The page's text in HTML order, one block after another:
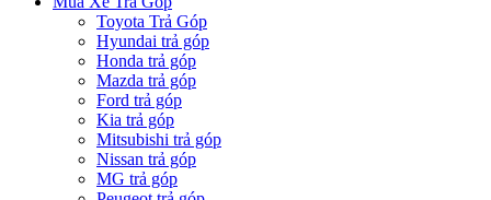
Toyota Trả Góp
Hyundai trả góp
Honda trả góp
Mazda trả góp
Ford trả góp
Kia trả góp
Mitsubishi trả góp
Nissan trả góp
MG trả góp